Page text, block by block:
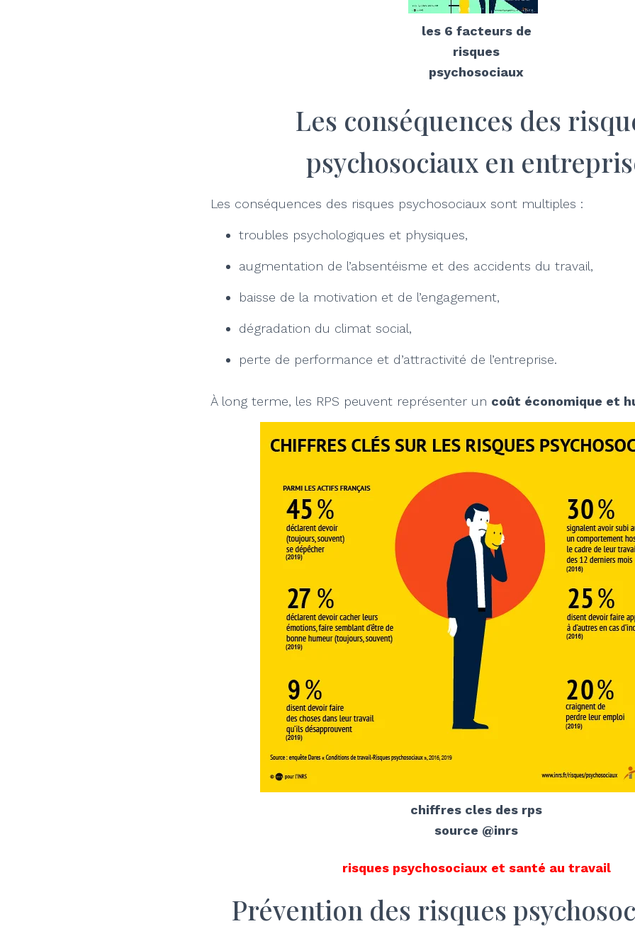
les 6 facteurs de
risques
psychosociaux
Les conséquences des
psychosociaux en
Les conséquences des risques psychosociaux sont multiples :
troubles psychologiques et physiques,
augmentation de l’absentéisme et des accidents du travail,
baisse de la motivation et de l’engagement,
dégradation du climat social,
perte de performance et d’attractivité de l’entreprise.
À long terme, les RPS peuvent représenter un coût économique et
chiffres cles des rps
source @inrs
risques psychosociaux et santé au travail
Prévention des risques